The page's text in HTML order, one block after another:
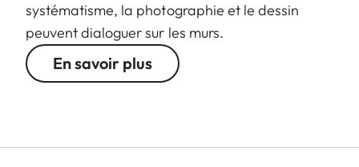
systématisme, la photographie et le dessin
peuvent dialoguer sur les murs.
En savoir plus